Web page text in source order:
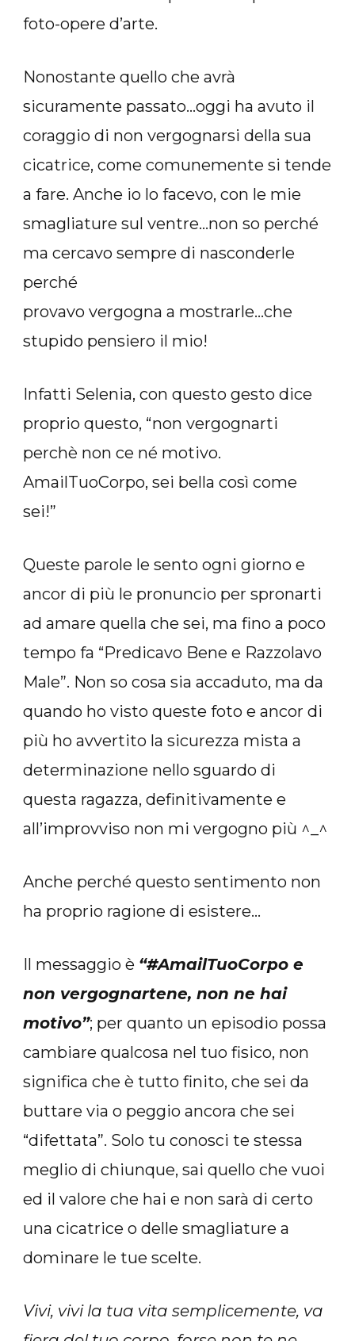
foto-opere d’arte.
Nonostante quello che avrà
sicuramente passato…oggi ha avuto il
coraggio di non vergognarsi della sua
cicatrice, come comunemente si tende
a fare. Anche io lo facevo, con le mie
smagliature sul ventre…non so perché
ma cercavo sempre di nasconderle
perché
provavo vergogna a mostrarle…che
stupido pensiero il mio!
Infatti Selenia, con questo gesto dice
proprio questo, “non vergognarti
perchè non ce né motivo.
AmailTuoCorpo, sei bella così come
sei!”
Queste parole le sento ogni giorno e
ancor di più le pronuncio per spronarti
ad amare quella che sei, ma fino a poco
tempo fa “Predicavo Bene e Razzolavo
Male”. Non so cosa sia accaduto, ma da
quando ho visto queste foto e ancor di
più ho avvertito la sicurezza mista a
determinazione nello sguardo di
questa ragazza, definitivamente e
all’improvviso non mi vergogno più ^_^
Anche perché questo sentimento non
ha proprio ragione di esistere…
Il messaggio è “#AmailTuoCorpo e
non vergognartene, non ne hai
motivo”; per quanto un episodio possa
cambiare qualcosa nel tuo fisico, non
significa che è tutto finito, che sei da
buttare via o peggio ancora che sei
“difettata”. Solo tu conosci te stessa
meglio di chiunque, sai quello che vuoi
ed il valore che hai e non sarà di certo
una cicatrice o delle smagliature a
dominare le tue scelte.
Vivi, vivi la tua vita semplicemente, va